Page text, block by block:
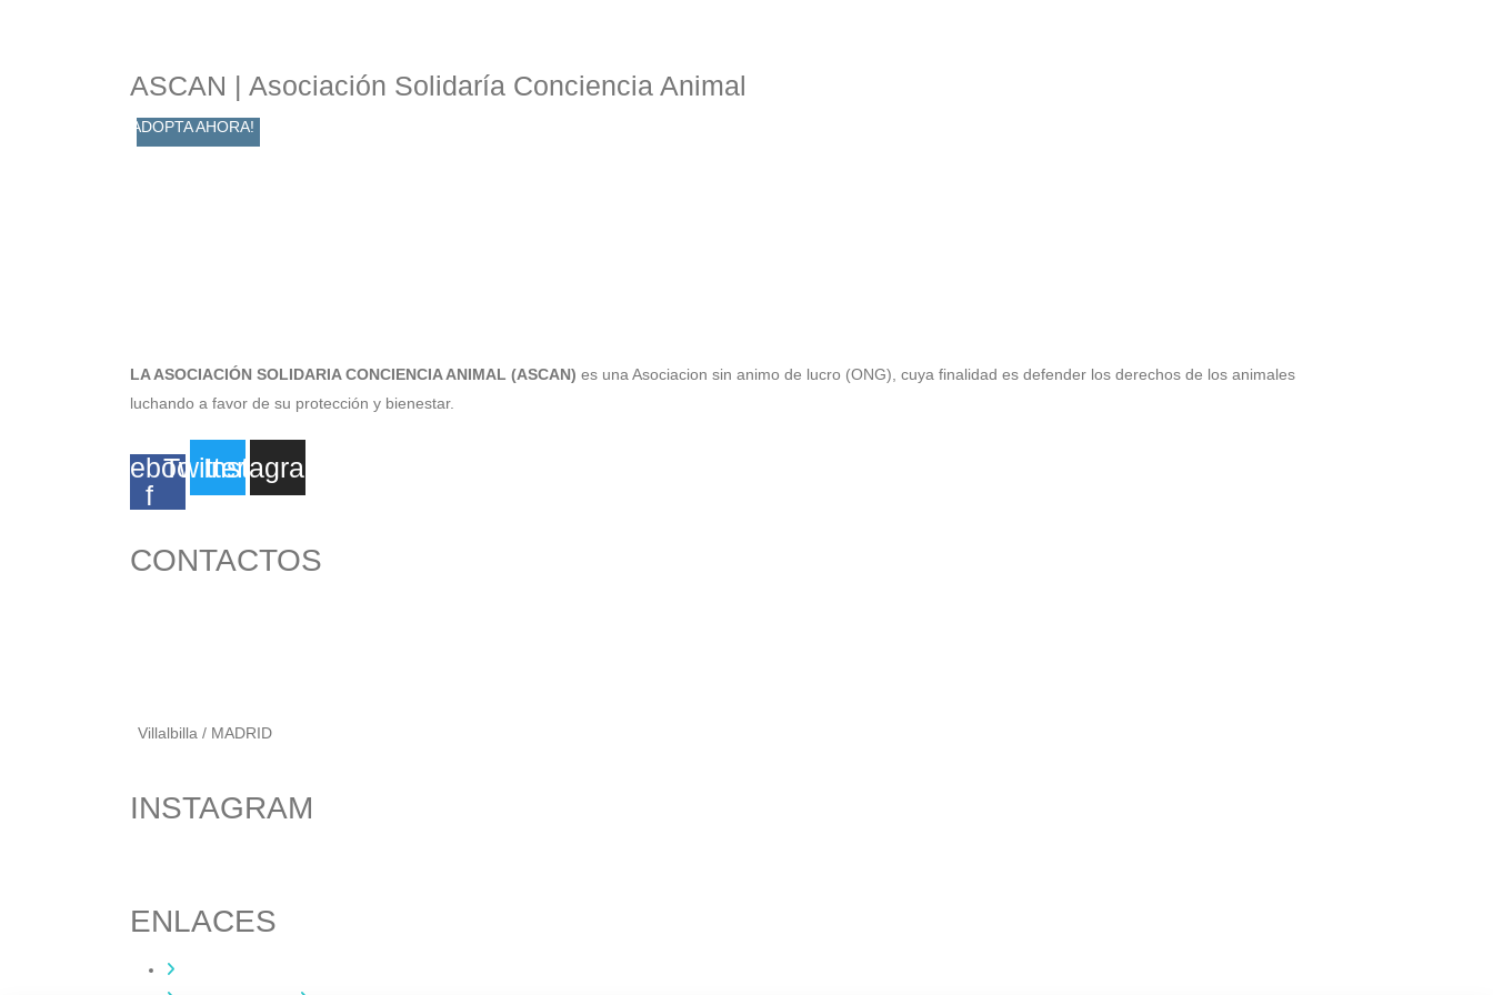
ASCAN | Asociación Solidaría Conciencia Animal
ADOPTA AHORA!
LA ASOCIACIÓN SOLIDARIA CONCIENCIA ANIMAL (ASCAN) es una Asociacion sin animo de lucro (ONG), cuya finalidad es defender los derechos de los animales
luchando a favor de su protección y bienestar.
Facebook-
f
TwitterInstagram
CONTACTOS
Villalbilla / MADRID
INSTAGRAM
ENLACES